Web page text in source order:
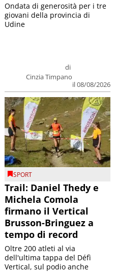
di
Cinzia Timpano
il 08/08/2026
Ondata di generosità per i tre
giovani della provincia di
Udine
SPORT
Trail: Daniel Thedy e
Michela Comola
firmano il Vertical
Brusson-Bringuez a
tempo di record
Oltre 200 atleti al via
dell'ultima tappa del Défì
Vertical, sul podio anche